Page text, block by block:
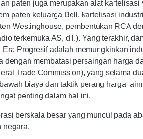
paten juga merupakan alat kartelisasi
paten keluarga Bell, kartelisasi
Westinghouse, pembentukan RCA
terkemuka AS, dll.). Yang terakhir,
Progresif adalah memungkinkan
dengan membatasi persaingan harga
Trade Commission), yang selama
biaya dan taktik perang harga
penting dalam hal ini.
berskala besar yang muncul pada
negara.